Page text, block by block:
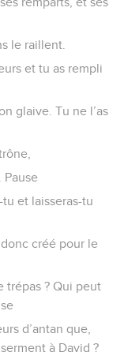
Dieu ! Et c’est
force, et c’est
roi est dans
as dit à tes
; au
:
; de mon
aucun
je réduirai à
et c’est moi